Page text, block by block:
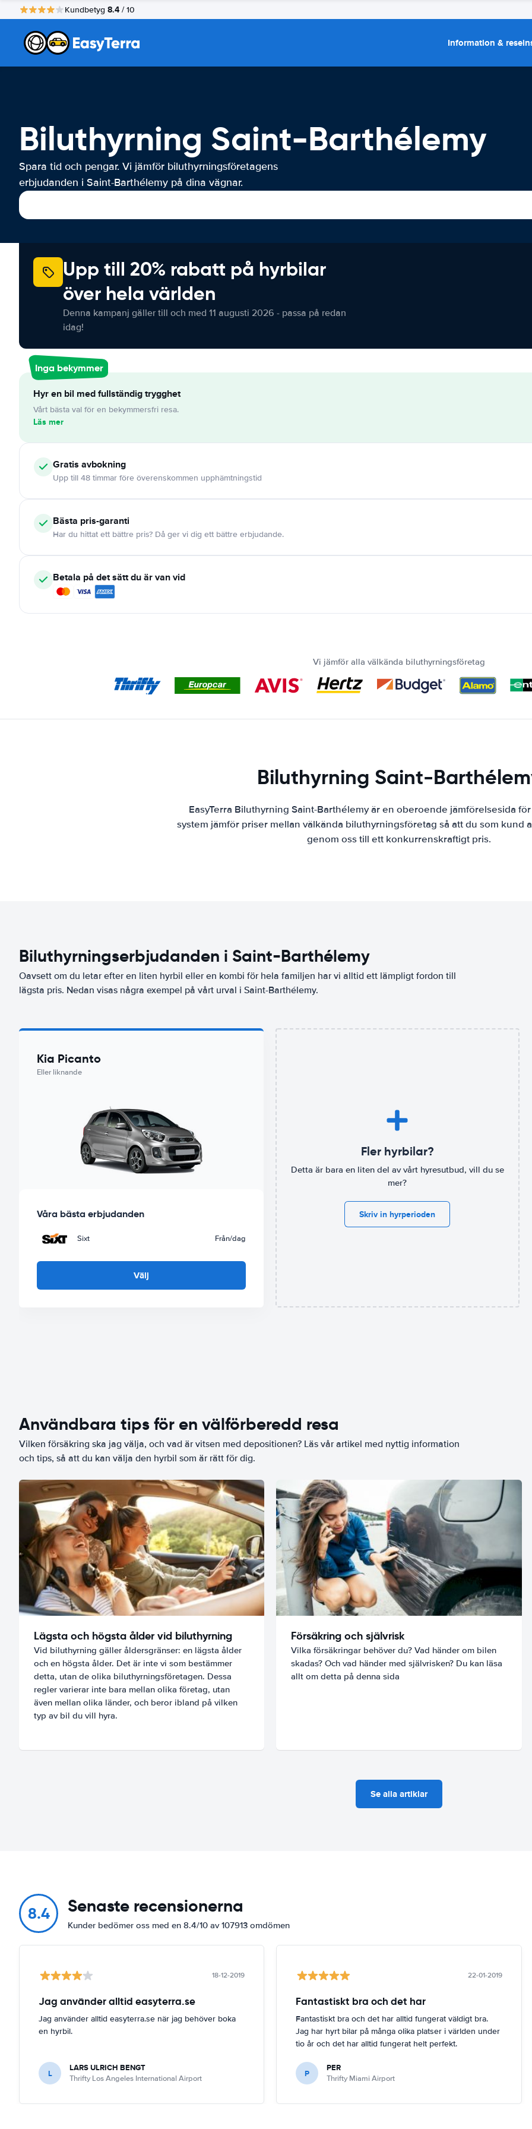
Kundbetyg 8.4 / 10
Information &
Biluthyrning Saint-Barthélemy
Spara tid och pengar. Vi jämför biluthyrningsföretagens
erbjudanden i Saint-Barthélemy på dina vägnar.
Upp till 20% rabatt på hyrbilar
över hela världen
Denna kampanj gäller till och med 11 augusti 2026 - passa på redan
idag!
Inga bekymmer
Hyr en bil med fullständig trygghet
Vårt bästa val för en bekymmersfri resa.
Läs mer
Gratis avbokning
Upp till 48 timmar före överenskommen upphämtningstid
Bästa pris-garanti
Har du hittat ett bättre pris? Då ger vi dig ett bättre erbjudande.
Betala på det sätt du är van vid
Vi jämför alla välkända biluthyrningsföretag
Biluthyrning Saint-
EasyTerra Biluthyrning Saint-Barthélemy är en oberoende jämförelsesida
system jämför priser mellan välkända biluthyrningsföretag så att du som kund
genom oss till ett konkurrenskraftigt pris.
Biluthyrningserbjudanden i Saint-Barthélemy
Oavsett om du letar efter en liten hyrbil eller en kombi för hela familjen har vi alltid ett lämpligt fordon till
lägsta pris. Nedan visas några exempel på vårt urval i Saint-Barthélemy.
Kia Picanto
Eller liknande
Våra bästa erbjudanden
Sixt Från/dag
Välj
Fler hyrbilar?
Detta är bara en liten del av vårt hyresutbud, vill du se
mer?
Skriv in hyrperioden
Användbara tips för en välförberedd resa
Vilken försäkring ska jag välja, och vad är vitsen med depositionen? Läs vår artikel med nyttig information
och tips, så att du kan välja den hyrbil som är rätt för dig.
Lägsta och högsta ålder vid biluthyrning
Vid biluthyrning gäller åldersgränser: en lägsta ålder
och en högsta ålder. Det är inte vi som bestämmer
detta, utan de olika biluthyrningsföretagen. Dessa
regler varierar inte bara mellan olika företag, utan
även mellan olika länder, och beror ibland på vilken
typ av bil du vill hyra.
Försäkring och självrisk
Vilka försäkringar behöver du? Vad händer om bilen
skadas? Och vad händer med självrisken? Du kan läsa
allt om detta på denna sida
Se alla artiklar
8.4 Senaste recensionerna
Kunder bedömer oss med en 8.4/10 av 107913 omdömen
18-12-2019
Jag använder alltid easyterra.se
Jag använder alltid easyterra.se när jag behöver boka
en hyrbil.
L LARS ULRICH BENGT
Thrifty Los Angeles International Airport
22-01-2019
Fantastiskt bra och det har
Fantastiskt bra och det har alltid fungerat väldigt bra.
Jag har hyrt bilar på många olika platser i världen under
tio år och det har alltid fungerat helt perfekt.
P PER
Thrifty Miami Airport